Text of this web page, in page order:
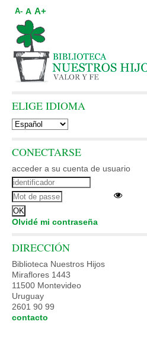
A- A A+
ELIGE IDIOMA
CONECTARSE
acceder a su cuenta de usuario
Olvidé mi contraseña
DIRECCIÓN
Biblioteca Nuestros Hijos
Miraflores 1443
11500 Montevideo
Uruguay
2601 90 99
contacto